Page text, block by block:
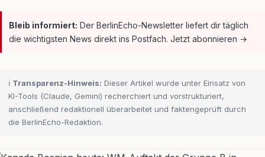
Bleib informiert: Der BerlinEcho-Newsletter liefert dir täglich
die wichtigsten News direkt ins Postfach. Jetzt abonnieren →
ℹ️ Transparenz-Hinweis: Dieser Artikel wurde unter Einsatz von
KI-Tools (Claude, Gemini) recherchiert und vorstrukturiert,
anschließend redaktionell überarbeitet und faktengeprüft durch
die BerlinEcho-Redaktion.